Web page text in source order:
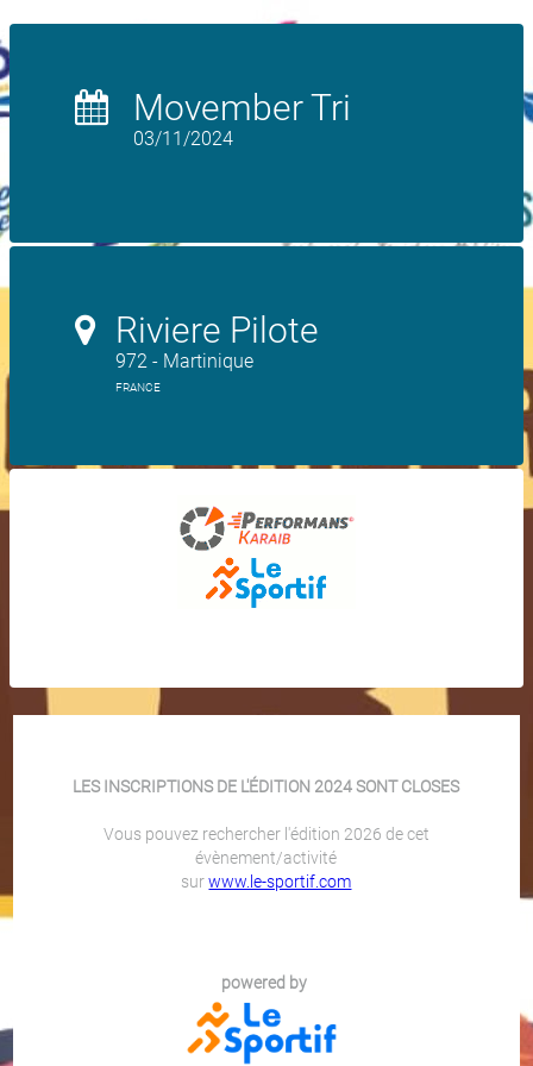
Movember Tri
03/11/2024
Riviere Pilote
972 - Martinique
FRANCE
LES INSCRIPTIONS DE L'ÉDITION 2024 SONT CLOSES
Vous pouvez rechercher l'édition 2026 de cet
évènement/activité
surwww.le-sportif.com
powered by